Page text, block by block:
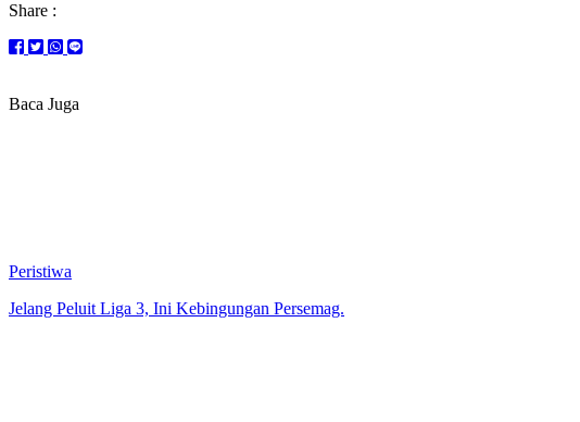
Share :
Baca Juga
Peristiwa
Jelang Peluit Liga 3, Ini Kebingungan Persemag.